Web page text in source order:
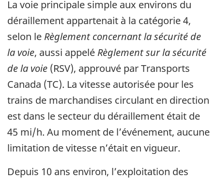
La voie principale simple aux environs du
déraillement appartenait à la catégorie 4,
selon le Règlement concernant la sécurité de
la voie, aussi appelé Règlement sur la sécurité
de la voie (RSV), approuvé par Transports
Canada (TC). La vitesse autorisée pour les
trains de marchandises circulant en direction
est dans le secteur du déraillement était de
45 mi/h. Au moment de l’événement, aucune
limitation de vitesse n’était en vigueur.
Depuis 10 ans environ, l’exploitation des